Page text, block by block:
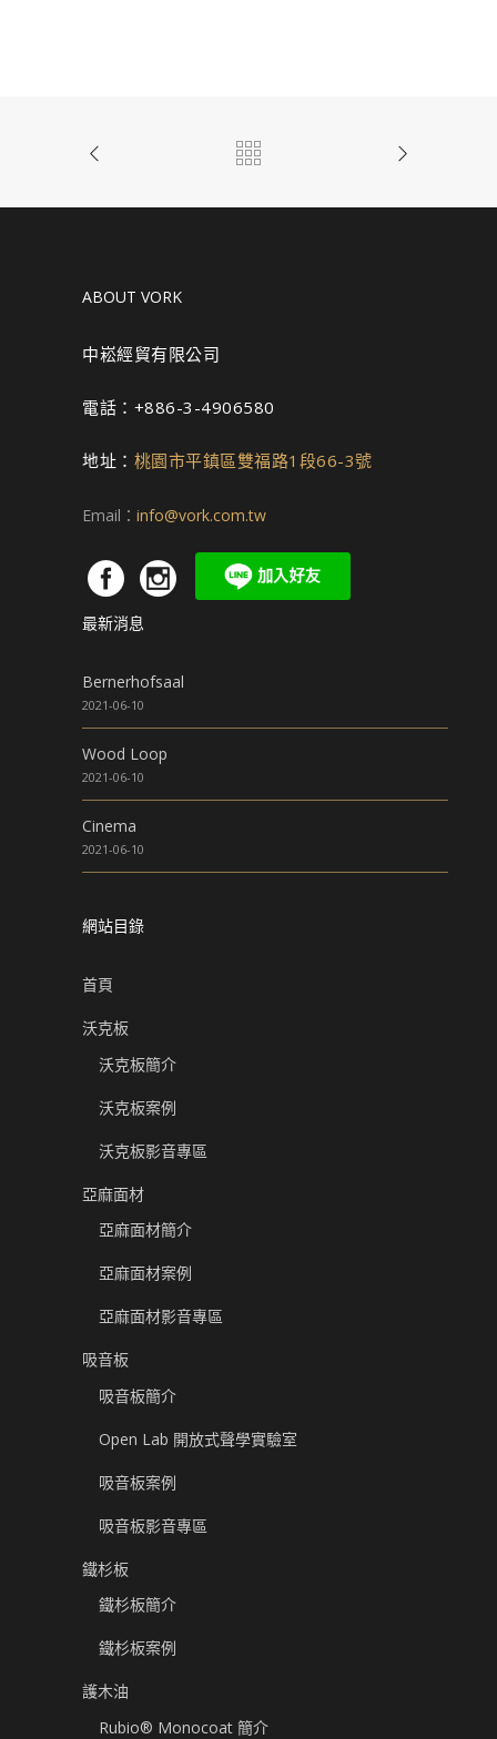
ABOUT VORK
中崧經貿有限公司
電話：+886-3-4906580
地址： 桃園市平鎮區雙福路1段66-3號
Email： info@vork.com.tw
最新消息
Bernerhofsaal
2021-06-10
Wood Loop
2021-06-10
Cinema
2021-06-10
網站目錄
首頁
沃克板
沃克板簡介
沃克板案例
沃克板影音專區
亞麻面材
亞麻面材簡介
亞麻面材案例
亞麻面材影音專區
吸音板
吸音板簡介
Open Lab 開放式聲學實驗室
吸音板案例
吸音板影音專區
鐵杉板
鐵杉板簡介
鐵杉板案例
護木油
Rubio® Monocoat 簡介